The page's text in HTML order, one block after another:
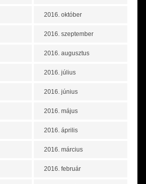
2016. október
2016. szeptember
2016. augusztus
2016. július
2016. június
2016. május
2016. április
2016. március
2016. február